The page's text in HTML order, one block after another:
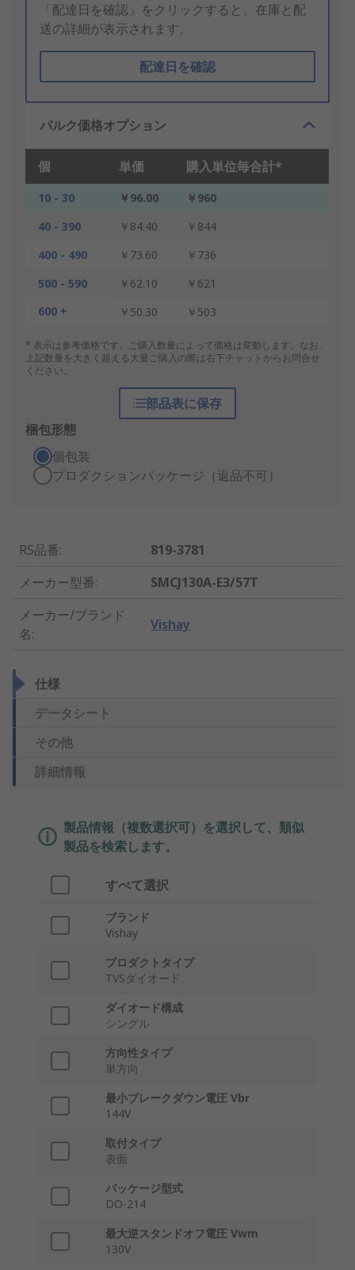
「配達日を確認」をクリックすると、在庫と配
送の詳細が表示されます。
配達日を確認
バルク価格オプション
個 単価 購入単位毎合計*
10 - 30 ￥96.00
￥960
40 - 390
￥84.40
￥844
400 - 490
￥73.60
￥736
500 - 590
￥62.10
￥621
600 +
￥50.30 ￥503
* 表示は参考価格です。ご購入数量によって価格は変動します。なお、
上記数量を大きく超える大量ご購入の際は右下チャットからお問合せ
ください。
部品表に保存
梱包形態
個包装
プロダクションパッケージ（返品不可）
RS品番:
819-3781
メーカー型番:
SMCJ130A-E3/57T
メーカー/ブランド
名:
Vishay
仕様
データシート
その他
詳細情報
製品情報（複数選択可）を選択して、類似
製品を検索します。
すべて選択
ブランド
Vishay
プロダクトタイプ
TVSダイオード
ダイオード構成
シングル
方向性タイプ
単方向
最小ブレークダウン電圧 Vbr
144V
取付タイプ
表面
パッケージ型式
DO-214
最大逆スタンドオフ電圧 Vwm
130V